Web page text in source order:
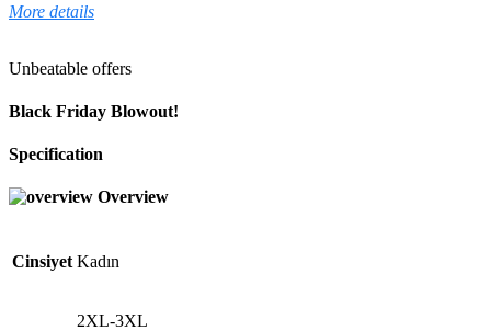
More details
Unbeatable offers
Black Friday Blowout!
Specification
Overview
Cinsiyet Kadın
2XL-3XL